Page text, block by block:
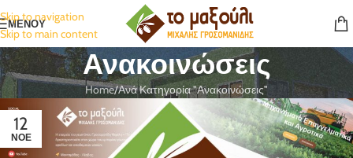
Skip to navigation
Skip to main content
ΜΕΝΟΥ
Ανακοινώσεις
Home Ανά Κατηγορία "Ανακοινώσεις"
12
ΝΟΈ